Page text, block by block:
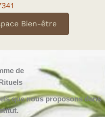
Bien-être
de
que nous proposons dans